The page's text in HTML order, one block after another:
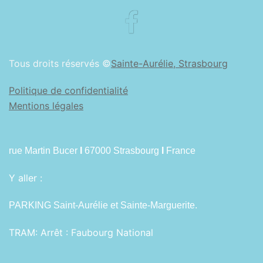
Tous droits réservés ©Sainte-Aurélie, Strasbourg
Politique de confidentialité
Mentions légales
rue Martin Bucer 67000 Strasbourg France
Y aller :
PARKING Saint-Aurélie et Sainte-Marguerite.
TRAM: Arrêt : Faubourg National